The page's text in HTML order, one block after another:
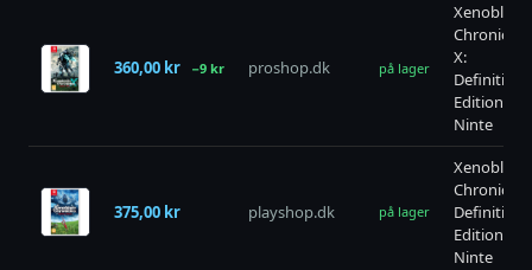
360,00 kr −9 kr proshop.dk på lager
Xenoblade
Chronicles
X:
Definitive
Edition -
Ninte
375,00 kr playshop.dk på lager
Xenoblade
Chronicles:
Definitive
Edition til
Ninte